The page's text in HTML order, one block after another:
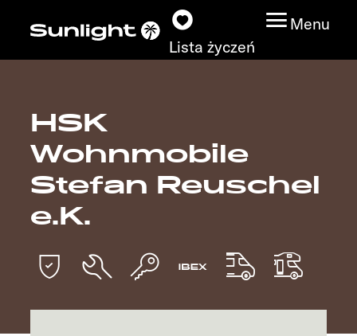
Lista życzeń
Menu
Modele
Wyszukiwarka
pojazdów
dystrybutorów
Badać
HSK
Wohnmobile
Stefan Reuschel
e.K.